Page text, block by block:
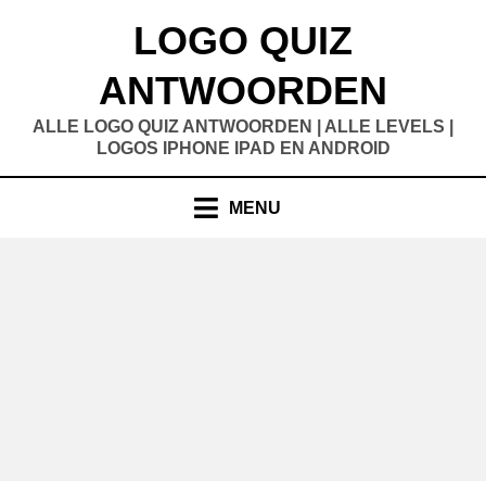
LOGO QUIZ
ANTWOORDEN
ALLE LOGO QUIZ ANTWOORDEN | ALLE LEVELS |
LOGOS IPHONE IPAD EN ANDROID
MENU